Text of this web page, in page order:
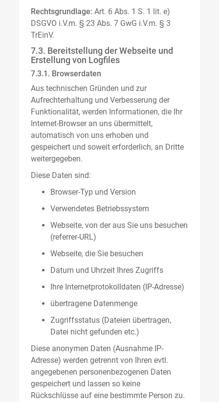
Rechtsgrundlage: Art. 6 Abs. 1 S. 1 lit. e)
DSGVO i.V.m. § 23 Abs. 7 GwG i.V.m. § 3
TrEinV.
7.3. Bereitstellung der Webseite und
Erstellung von Logfiles
7.3.1. Browserdaten
Aus technischen Gründen und zur
Aufrechterhaltung und Verbesserung der
Funktionalität, werden Informationen, die Ihr
Internet-Browser an uns übermittelt,
automatisch von uns erhoben und
gespeichert und soweit erforderlich, an Dritte
weitergegeben.
Diese Daten sind:
Browser-Typ und Version
Verwendetes Betriebssystem
Webseite, von der aus Sie uns besuchen
(referrer-URL)
Webseite, die Sie besuchen
Datum und Uhrzeit Ihres Zugriffs
Ihre Internetprotokolldaten (IP-Adresse)
übertragene Datenmenge
Zugriffsstatus (Dateien übertragen,
Datei nicht gefunden etc.)
Diese anonymen Daten (Ausnahme IP-
Adresse) werden getrennt von Ihren evtl.
angegebenen personenbezogenen Daten
gespeichert und lassen so keine
Rückschlüsse auf eine bestimmte Person zu.